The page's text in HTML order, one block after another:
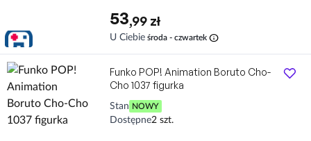
53,99 zł
U Ciebie środa - czwartek info
Funko POP! Animation Boruto Cho-
Cho 1037 figurka
Stan NOWY
Dostępne2 szt.